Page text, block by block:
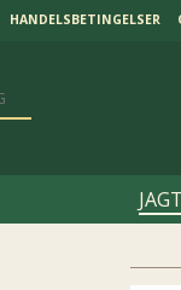
HANDELSBETINGELSER
JAGT